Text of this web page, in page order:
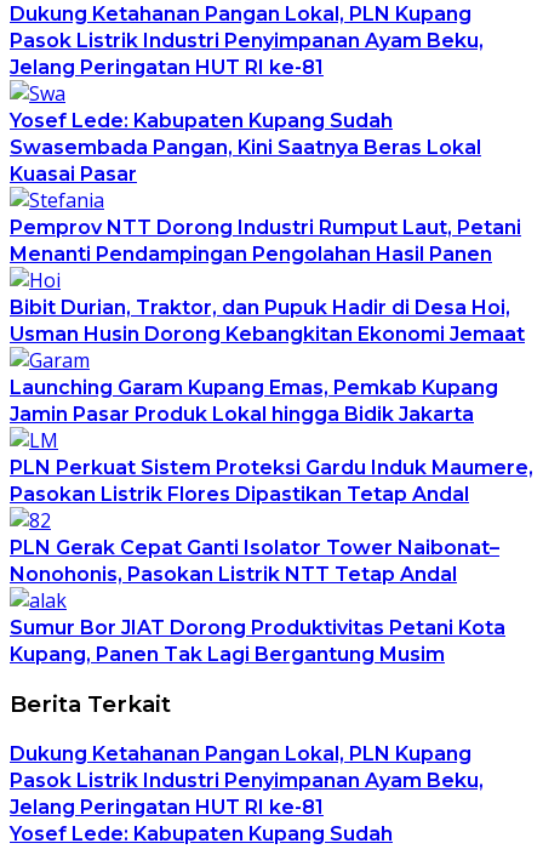
Dukung Ketahanan Pangan Lokal, PLN Kupang
Pasok Listrik Industri Penyimpanan Ayam Beku,
Jelang Peringatan HUT RI ke-81
Yosef Lede: Kabupaten Kupang Sudah
Swasembada Pangan, Kini Saatnya Beras Lokal
Kuasai Pasar
Pemprov NTT Dorong Industri Rumput Laut, Petani
Menanti Pendampingan Pengolahan Hasil Panen
Bibit Durian, Traktor, dan Pupuk Hadir di Desa Hoi,
Usman Husin Dorong Kebangkitan Ekonomi Jemaat
Launching Garam Kupang Emas, Pemkab Kupang
Jamin Pasar Produk Lokal hingga Bidik Jakarta
PLN Perkuat Sistem Proteksi Gardu Induk Maumere,
Pasokan Listrik Flores Dipastikan Tetap Andal
PLN Gerak Cepat Ganti Isolator Tower Naibonat–
Nonohonis, Pasokan Listrik NTT Tetap Andal
Sumur Bor JIAT Dorong Produktivitas Petani Kota
Kupang, Panen Tak Lagi Bergantung Musim
Berita Terkait
Dukung Ketahanan Pangan Lokal, PLN Kupang
Pasok Listrik Industri Penyimpanan Ayam Beku,
Jelang Peringatan HUT RI ke-81
Yosef Lede: Kabupaten Kupang Sudah